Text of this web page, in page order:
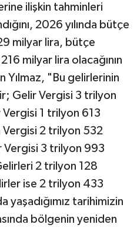
ilişkin tahminleri
2026 yılında bütçe
milyar lira, bütçe
milyar lira olacağının
Yılmaz, "Bu gelirlerinin
Gelir Vergisi 3 trilyon
1 trilyon 613
Vergisi 2 trilyon 532
Vergisi 3 trilyon 993
2 trilyon 128
ise 2 trilyon 433
yaşadığımız tarihimizin
bölgenin yeniden